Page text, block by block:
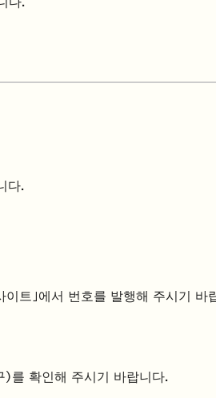
다.
트」에서 번호를 발행해 주시기 바
)를 확인해 주시기 바랍니다.